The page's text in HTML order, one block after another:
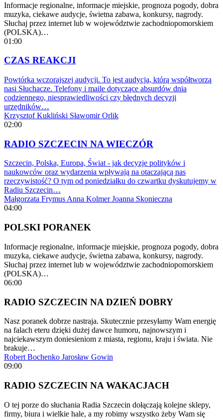
Informacje regionalne, informacje miejskie, prognoza pogody, dobra
muzyka, ciekawe audycje, świetna zabawa, konkursy, nagrody.
Słuchaj przez internet lub w województwie zachodniopomorskiem
(POLSKA)…
01:00
CZAS REAKCJI
Powtórka wczorajszej audycji. To jest audycja, którą współtworzą
nasi Słuchacze. Telefony i maile dotyczące absurdów dnia
codziennego, niesprawiedliwości czy błędnych decyzji
urzędników…
Krzysztof Kukliński Sławomir Orlik
02:00
RADIO SZCZECIN NA WIECZÓR
Szczecin, Polska, Europa, Świat - jak decyzje polityków i
naukowców oraz wydarzenia wpływają na otaczającą nas
rzeczywistość? O tym od poniedziałku do czwartku dyskutujemy w
Radiu Szczecin…
Małgorzata FrymusAnna Kolmer Joanna Skonieczna
04:00
POLSKI PORANEK
Informacje regionalne, informacje miejskie, prognoza pogody, dobra
muzyka, ciekawe audycje, świetna zabawa, konkursy, nagrody.
Słuchaj przez internet lub w województwie zachodniopomorskiem
(POLSKA)…
06:00
RADIO SZCZECIN NA DZIEŃ DOBRY
Nasz poranek dobrze nastraja. Skutecznie przesyłamy Wam energię
na falach eteru dzięki dużej dawce humoru, najnowszym i
najciekawszym doniesieniom z miasta, regionu, kraju i świata. Nie
brakuje…
Robert Bochenko Jarosław Gowin
09:00
RADIO SZCZECIN NA WAKACJACH
O tej porze do słuchania Radia Szczecin dołączają kolejne sklepy,
firmy, biura i wielkie hale, a my robimy wszystko żeby Wam się